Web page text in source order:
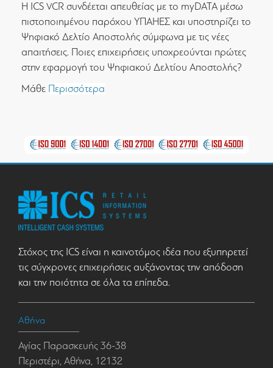
Η ICS VCR συνδέεται απευθείας με το myDATA μέσω
πιστοποιημένου παρόχου ΥΠΑΗΕΣ και υποστηρίζει το
Ψηφιακό Δελτίο Αποστολής σύμφωνα με τις νέες
απαιτήσεις. Ποιες επιχειρήσεις υποχρεούνται πρώτες
στην εφαρμογή του Ψηφιακού Δελτίου Αποστολής?
Μάθε Περισσότερα
Στόχος της ICS είναι η καινοτόμος ιδέα που εξυπηρετεί
τις σύγχρονες επιχειρήσεις αυξάνοντας την απόδοση
και την ποιότητα σε όλα τα επίπεδα.
Αθήνα
Αγίας Παρασκευής 36-38
Περιστέρι, Αθήνα, 12132